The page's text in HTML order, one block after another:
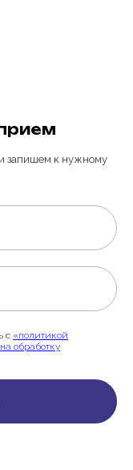
запишем к нужному
с «политикой
обработку